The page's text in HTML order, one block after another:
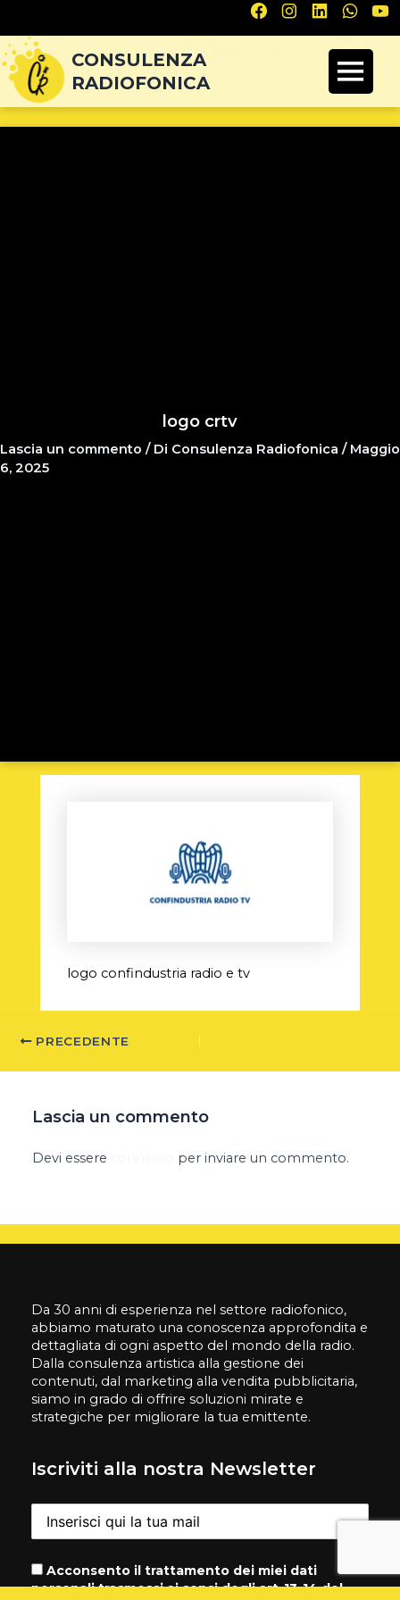
CONSULENZA
RADIOFONICA
logo crtv
Lascia un commento / Di Consulenza Radiofonica / Maggio
6, 2025
logo confindustria radio e tv
PRECEDENTE
Lascia un commento
Devi essere per inviare un commento.
Da 30 anni di esperienza nel settore radiofonico,
abbiamo maturato una conoscenza approfondita e
dettagliata di ogni aspetto del mondo della radio.
Dalla consulenza artistica alla gestione dei
contenuti, dal marketing alla vendita pubblicitaria,
siamo in grado di offrire soluzioni mirate e
strategiche per migliorare la tua emittente.
Iscriviti alla nostra Newsletter
Acconsento il trattamento dei miei dati
personali trasmessi ai sensi degli art-13-14 del